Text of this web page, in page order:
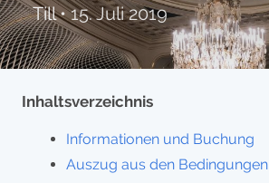
Till•15. Juli 2019
Inhaltsverzeichnis
Informationen und Buchung
Auszug aus den Bedingungen